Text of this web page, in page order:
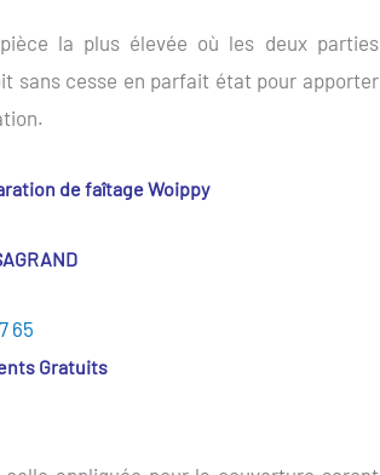
la plus élevée où les deux parties
sans cesse en parfait état pour apporter
de faîtage Woippy
65
Gratuits